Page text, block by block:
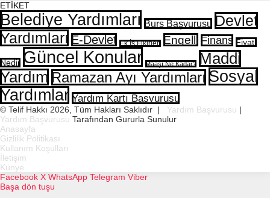
ETİKET
Belediye Yardımları Burs Başvurusu Devlet
Yardımları E-Devlet Ek İş Fikirleri Engelli Finans Fiyatı
Nedir Güncel Konular Maaşı Ne Kadar?
Maddi
Yardım Ramazan Ayı Yardımları Sosyal
Yardımlar Yardım Kartı Başvurusu
© Telif Hakkı 2026, Tüm Hakları Saklıdır | Yardım Başvurusu |
Yardım Başvurusu Tarafından Gururla Sunulur
Anasayfa
Gizlilik Politikası
Kullanım Koşulları
İletişim
Künye
Facebook X WhatsApp Telegram Viber
Başa dön tuşu